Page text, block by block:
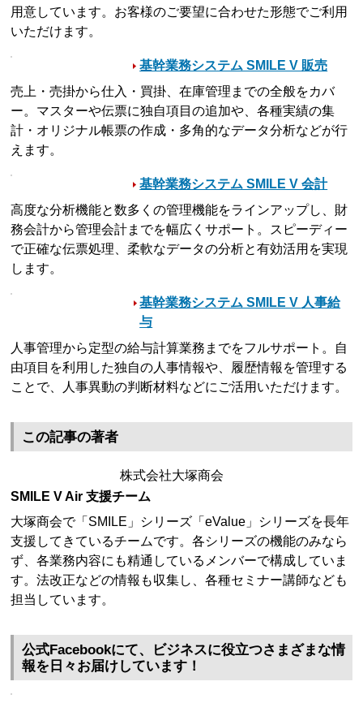
用意しています。お客様のご要望に合わせた形態でご利用
いただけます。
基幹業務システム SMILE V 販売
売上・売掛から仕入・買掛、在庫管理までの全般をカバ
ー。マスターや伝票に独自項目の追加や、各種実績の集
計・オリジナル帳票の作成・多角的なデータ分析などが行
えます。
基幹業務システム SMILE V 会計
高度な分析機能と数多くの管理機能をラインアップし、財
務会計から管理会計までを幅広くサポート。スピーディー
で正確な伝票処理、柔軟なデータの分析と有効活用を実現
します。
基幹業務システム SMILE V 人事給
与
人事管理から定型の給与計算業務までをフルサポート。自
由項目を利用した独自の人事情報や、履歴情報を管理する
ことで、人事異動の判断材料などにご活用いただけます。
この記事の著者
株式会社大塚商会
SMILE V Air 支援チーム
大塚商会で「SMILE」シリーズ「eValue」シリーズを長年
支援してきているチームです。各シリーズの機能のみなら
ず、各業務内容にも精通しているメンバーで構成していま
す。法改正などの情報も収集し、各種セミナー講師なども
担当しています。
公式Facebookにて、ビジネスに役立つさまざまな情
報を日々お届けしています！